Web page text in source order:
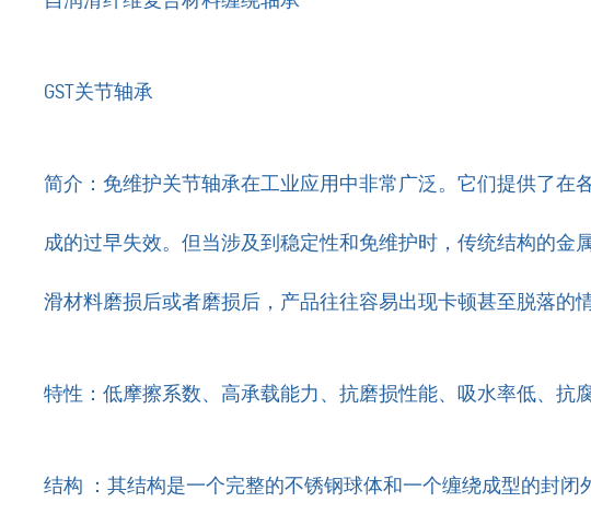
GST关节轴承
简介：免维护关节轴承在工业应用中非常广泛。它们提供了
成的过早失效。但当涉及到稳定性和免维护时，传统结构的
滑材料磨损后或者磨损后，产品往往容易出现卡顿甚至脱落的
特性：低摩擦系数、高承载能力、抗磨损性能、吸水率低、抗
结构 ：其结构是一个完整的不锈钢球体和一个缠绕成型的封闭